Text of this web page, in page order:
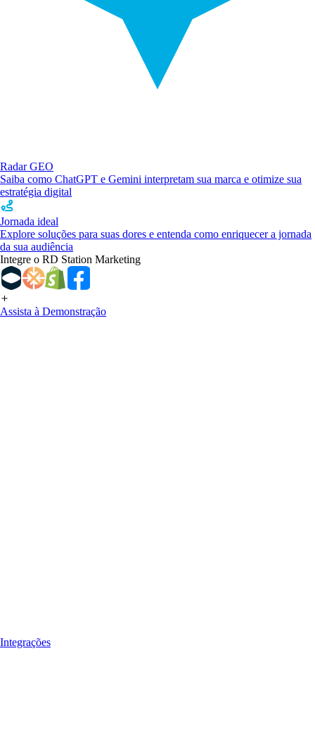
Radar GEO
Saiba como ChatGPT e Gemini interpretam sua marca e otimize sua
estratégia digital
Jornada ideal
Explore soluções para suas dores e entenda como enriquecer a jornada
da sua audiência
Integre o RD Station Marketing
Assista à Demonstração
Integrações